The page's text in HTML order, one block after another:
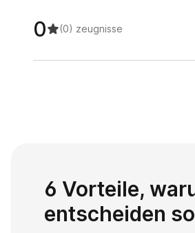
0 (0) zeugnisse
6 Vorteile,
entscheiden